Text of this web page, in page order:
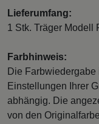
Lieferumfang:
1 Stk. Träger Modell
Farbhinweis:
Die
Einstellungen Ihrer
abhängig. Die
von den